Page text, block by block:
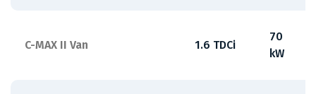
C-MAX II Van 1.6 TDCi
70
kW